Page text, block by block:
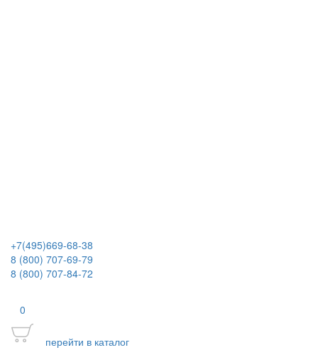
+7(495)669-68-38
8 (800) 707-69-79
8 (800) 707-84-72
0
перейти в каталог